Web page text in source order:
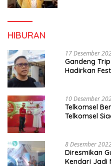
HIBURAN
17 Desember
Gandeng
Hadirkan
10 Desember
Telkomsel
Telkomsel
8 Desember
Diresmikan
Kendari Jadi